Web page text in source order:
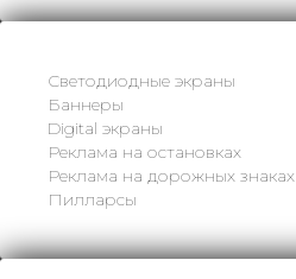
Светодиодные экраны
Баннеры
Digital экраны
Реклама на остановках
Реклама на дорожных знаках
Пилларсы